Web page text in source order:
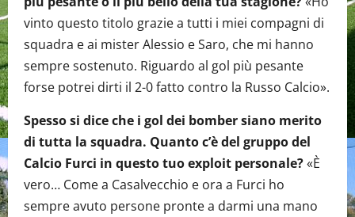
vinto questo titolo grazie a tutti i miei compagni di
squadra e ai mister Alessio e Saro, che mi hanno
sempre sostenuto. Riguardo al gol più pesante
forse potrei dirti il 2-0 fatto contro la Russo Calcio».
Spesso si dice che i gol dei bomber siano merito
di tutta la squadra. Quanto c’è del gruppo del
Calcio Furci in questo tuo exploit personale?«È
vero… Come a Casalvecchio e ora a Furci ho
sempre avuto persone pronte a darmi una mano